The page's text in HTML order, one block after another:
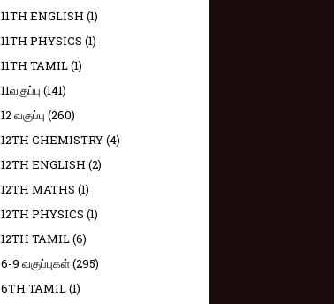
11TH ENGLISH (1)
11TH PHYSICS (1)
11TH TAMIL(1)
11வகுப்பு (141)
12 வகுப்பு (260)
12TH CHEMISTRY(4)
12TH ENGLISH (2)
12TH MATHS (1)
12TH PHYSICS (1)
12TH TAMIL(6)
6-9 வகுப்புகள்(295)
6TH TAMIL(1)